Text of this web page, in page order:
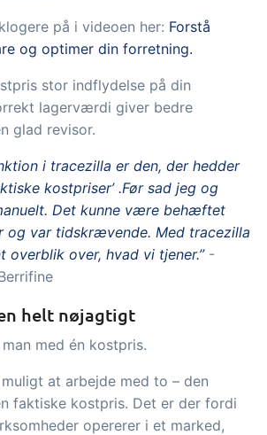
på i videoen her: Forstå
og optimer din forretning.
stor indflydelse på din
lagerværdi giver bedre
glad revisor.
i tracezilla er den, der hedder
kostpriser’ .Før sad jeg og
Det kunne være behæftet
og var tidskrævende. Med tracezilla
overblik over, hvad vi tjener.”-
helt nøjagtigt
med én kostpris.
at arbejde med to – den
faktiske kostpris. Det er der fordi
opererer i et marked,